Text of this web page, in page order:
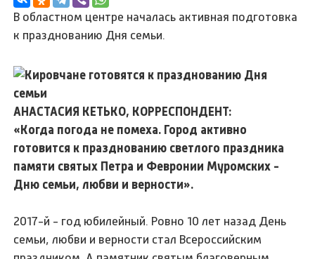
В областном центре началась активная подготовка
к празднованию Дня семьи.
АНАСТАСИЯ КЕТЬКО, КОРРЕСПОНДЕНТ:
«Когда погода не помеха. Город активно
готовится к празднованию светлого праздника
памяти святых Петра и Февронии Муромских -
Дню семьи, любви и верности».
2017-й - год юбилейный. Ровно 10 лет назад День
семьи, любви и верности стал Всероссийским